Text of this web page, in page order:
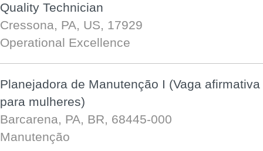
Quality Technician
Cressona, PA, US, 17929
Operational Excellence
Planejadora de Manutenção I (Vaga afirmativa
para mulheres)
Barcarena, PA, BR, 68445-000
Manutenção